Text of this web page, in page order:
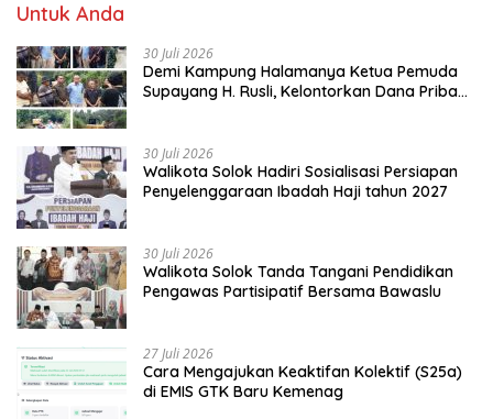
Untuk Anda
30 Juli 2026
Demi Kampung Halamanya Ketua Pemuda
Supayang H. Rusli, Kelontorkan Dana Pribadi
30 Juli 2026
Walikota Solok Hadiri Sosialisasi Persiapan
Penyelenggaraan Ibadah Haji tahun 2027
30 Juli 2026
Walikota Solok Tanda Tangani Pendidikan
Pengawas Partisipatif Bersama Bawaslu
27 Juli 2026
Cara Mengajukan Keaktifan Kolektif (S25a)
di EMIS GTK Baru Kemenag